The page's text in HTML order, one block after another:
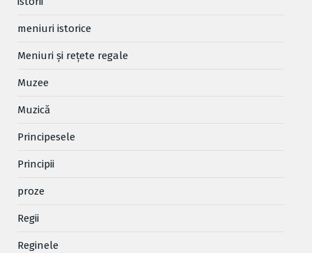
meniuri istorice
Meniuri și rețete regale
Muzee
Muzică
Principesele
Principii
proze
Regii
Reginele